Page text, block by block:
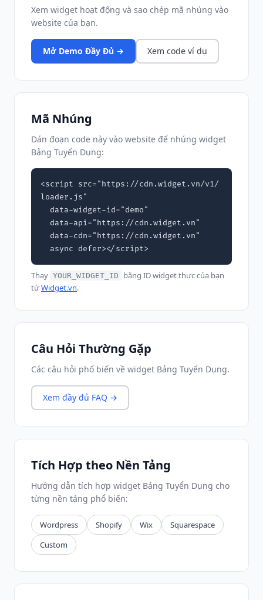
Xem widget hoạt động và sao chép mã nhúng vào
website của bạn.
Mở Demo Đầy Đủ → Xem code ví dụ
Mã Nhúng
Dán đoạn code này vào website để nhúng widget
Bảng Tuyển Dụng:
<script src="https://cdn.widget.vn/v1/
loader.js"
  async defer></script>
Thay YOUR_WIDGET_ID
bằng ID widget thực của bạn
từWidget.vn.
Câu Hỏi Thường Gặp
Các câu hỏi phổ biến về widget Bảng Tuyển Dụng.
Xem đầy đủ FAQ →
Tích Hợp theo Nền Tảng
Hướng dẫn tích hợp widget Bảng Tuyển Dụng cho
từng nền tảng phổ biến:
Wordpress Shopify Wix
Squarespace
Custom